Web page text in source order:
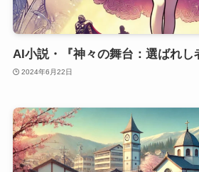
AI小説・『神々の舞台：選ばれし
2024年6月22日